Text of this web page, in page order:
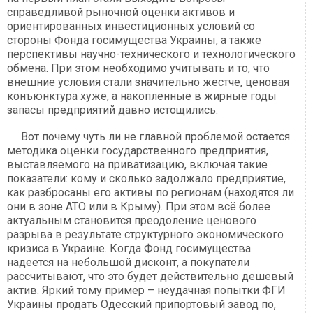
справедливой рыночной оценки активов и
ориентированных инвестиционных условий со
стороны Фонда госимущества Украины, а также
перспективы научно-технического и технологического
обмена. При этом необходимо учитывать и то, что
внешние условия стали значительно жестче, ценовая
конъюнктура хуже, а накопленные в жирные годы
запасы предприятий давно истощились.
Вот почему чуть ли не главной проблемой остается
методика оценки государственного предприятия,
выставляемого на приватизацию, включая такие
показатели: кому и сколько задолжало предприятие,
как разбросаны его активы по регионам (находятся ли
они в зоне АТО или в Крыму). При этом всё более
актуальным становится преодоление ценового
разрыва в результате структурного экономического
кризиса в Украине. Когда Фонд госимущества
надеется на небольшой дисконт, а покупатели
рассчитывают, что это будет действительно дешевый
актив. Яркий тому пример – неудачная попытки ФГИ
Украины продать Одесский припортовый завод по,